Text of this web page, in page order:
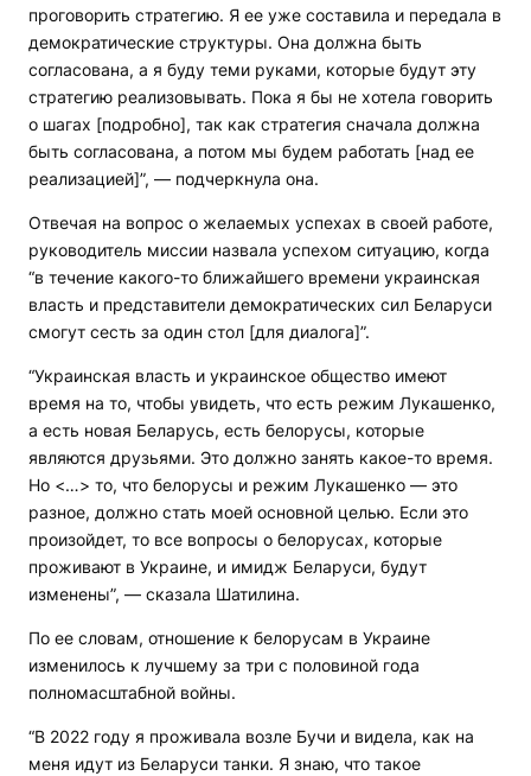
проговорить стратегию. Я ее уже составила и передала в
демократические структуры. Она должна быть
согласована, а я буду теми руками, которые будут эту
стратегию реализовывать. Пока я бы не хотела говорить
о шагах [подробно], так как стратегия сначала должна
быть согласована, а потом мы будем работать [над ее
реализацией]”, — подчеркнула она.
Отвечая на вопрос о желаемых успехах в своей работе,
руководитель миссии назвала успехом ситуацию, когда
“в течение какого-то ближайшего времени украинская
власть и представители демократических сил Беларуси
смогут сесть за один стол [для диалога]”.
“Украинская власть и украинское общество имеют
время на то, чтобы увидеть, что есть режим Лукашенко,
а есть новая Беларусь, есть белорусы, которые
являются друзьями. Это должно занять какое-то время.
Но <…> то, что белорусы и режим Лукашенко — это
разное, должно стать моей основной целью. Если это
произойдет, то все вопросы о белорусах, которые
проживают в Украине, и имидж Беларуси, будут
изменены”, — сказала Шатилина.
По ее словам, отношение к белорусам в Украине
изменилось к лучшему за три с половиной года
полномасштабной войны.
“В 2022 году я проживала возле Бучи и видела, как на
меня идут из Беларуси танки. Я знаю, что такое